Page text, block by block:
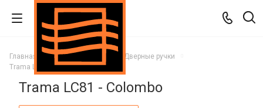
Главная Каталог
Дверные ручки
Trama LC81 - Colombo
Trama LC81 - Colombo